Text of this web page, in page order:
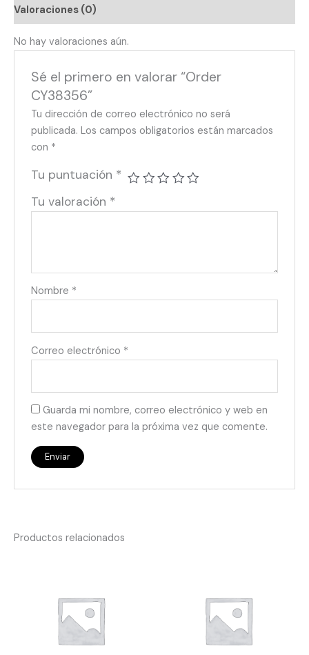
Valoraciones (0)
No hay valoraciones aún.
Sé el primero en valorar “Order
CY38356”
Tu dirección de correo electrónico no será
publicada. Los campos obligatorios están marcados
con *
Tu puntuación *
Tu valoración *
Nombre *
Correo electrónico *
Guarda mi nombre, correo electrónico y web en
este navegador para la próxima vez que comente.
Productos relacionados